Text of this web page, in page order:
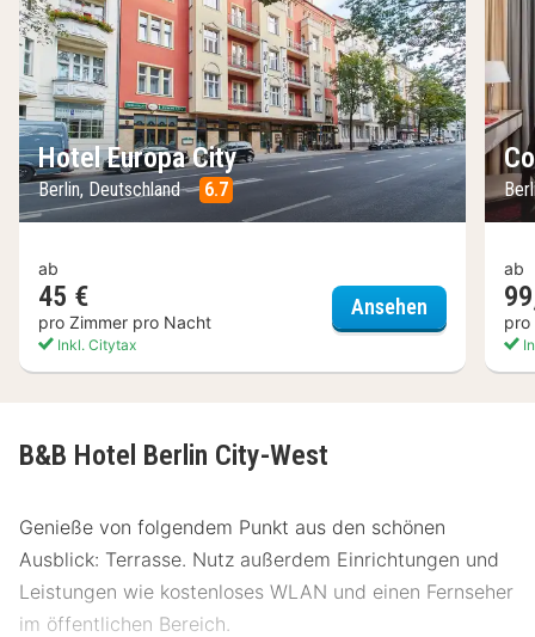
Hotel Europa City
Berlin, Deutschland 6.7
ab
45 €
pro Zimmer pro Nacht
Inkl. Citytax
Ansehen Hotel
ab
pro
B&B Hotel Berlin City-West
Genieße von folgendem Punkt aus den schönen
Ausblick: Terrasse. Nutz außerdem Einrichtungen und
Leistungen wie kostenloses WLAN und einen Fernseher
im öffentlichen Bereich.